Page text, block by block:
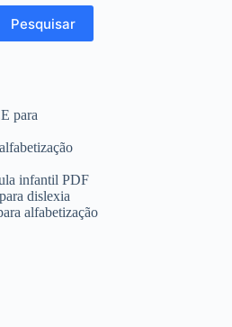
Pesquisar
para
infantil PDF
dislexia
alfabetização